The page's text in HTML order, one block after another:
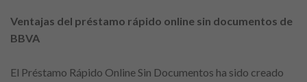
Ventajas del préstamo rápido online sin documentos de
BBVA
El Préstamo Rápido Online Sin Documentos ha sido creado